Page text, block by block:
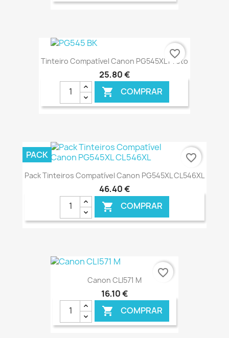
€ ONLINE
Tinteiro Compatível Canon PG545XL Preto
25,80 €
 COMPRAR
€ ONLINE
favorite_border
Pack Tinteiros Compatível Canon PG545XL CL546XL
46,40 €
 COMPRAR
PACK favorite_border
Canon CLI571 M
16,10 €
 COMPRAR
favorite_border